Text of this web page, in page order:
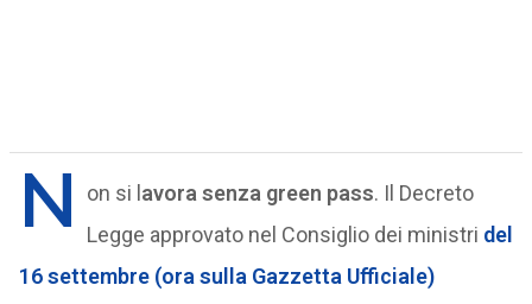
N on si l avora senza green pass. Il Decreto
Legge approvato nel Consiglio dei ministri del
16 settembre (ora sulla Gazzetta Ufficiale)